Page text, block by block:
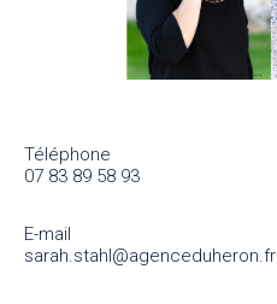
Téléphone
07 83 89 58 93
E-mail
sarah.stahl@agenceduheron.fr